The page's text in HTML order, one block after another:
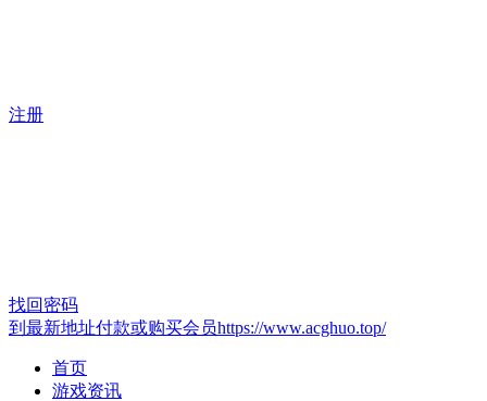
注册
找回密码
到最新地址付款或购买会员https://www.acghuo.top/
首页
游戏资讯